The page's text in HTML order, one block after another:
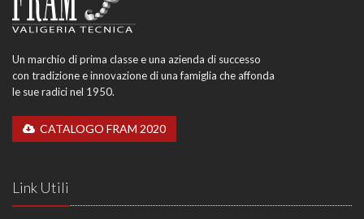
Un marchio di prima classe e una azienda di successo
con tradizione e innovazione di una famiglia che affonda
le sue radici nel 1950.
CATALOGO FRAM 2020
Link Utili